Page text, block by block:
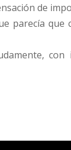
de
parecía que
con